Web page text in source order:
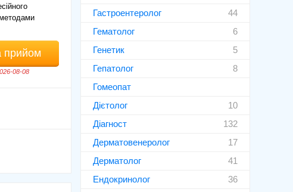
методами
прийом
08-08
Гастроентеролог
44
Гематолог
6
Генетик
5
Гепатолог
8
Гомеопат
Дієтолог
10
Діагност
132
Дерматовенеролог
17
Дерматолог
41
Ендокринолог
36